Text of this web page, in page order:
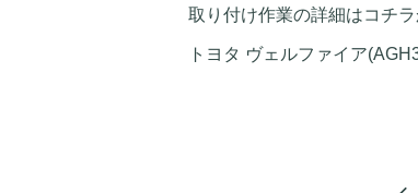
取り付け作業の詳細はコチラ
トヨタ ヴェルファイア